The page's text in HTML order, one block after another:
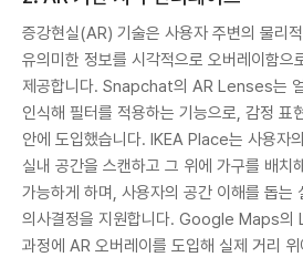
증강현실(AR) 기술은 사용자 주변의 물리
유의미한 정보를 시각적으로 오버레이함으
제공합니다. Snapchat의 AR Lenses는
인식해 필터를 적용하는 기능으로, 감정 표
안에 도입했습니다. IKEA Place는 사용자
실내 공간을 스캔하고 그 위에 가구를 배치
가능하게 하며, 사용자의 공간 이해를 돕는
의사결정을 지원합니다. Google Maps의
과정에 AR 오버레이를 도입해 실제 거리